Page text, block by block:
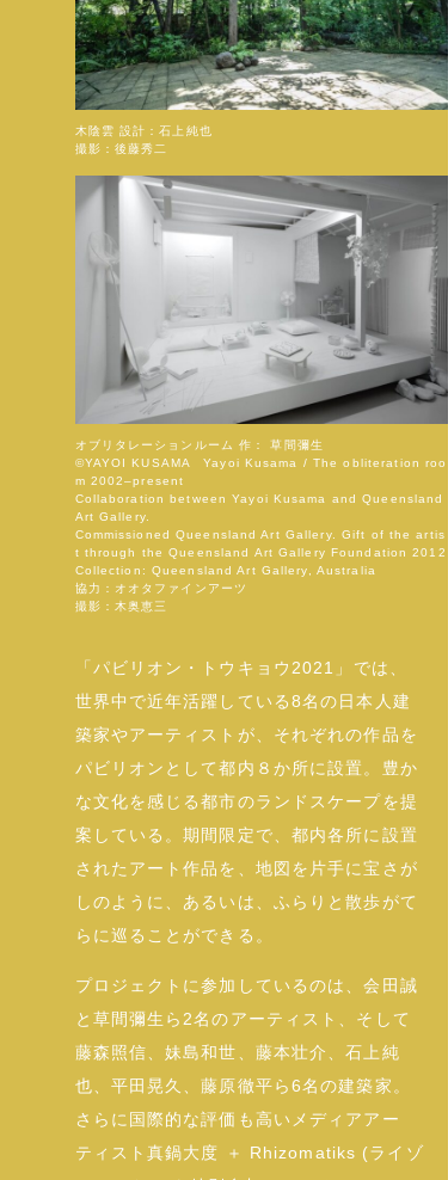
木陰雲 設計：石上純也
撮影：後藤秀二
オブリタレーションルーム 作： 草間彌生
©YAYOI KUSAMA Yayoi Kusama / The obliteration roo
m 2002–present
Collaboration between Yayoi Kusama and Queensland
Art Gallery.
Commissioned Queensland Art Gallery. Gift of the artis
t through the Queensland Art Gallery Foundation 2012
Collection: Queensland Art Gallery, Australia
協力：オオタファインアーツ
撮影：木奥恵三
「パビリオン・トウキョウ2021」では、
世界中で近年活躍している8名の日本人建
築家やアーティストが、それぞれの作品を
パビリオンとして都内８か所に設置。豊か
な文化を感じる都市のランドスケープを提
案している。期間限定で、都内各所に設置
されたアート作品を、地図を片手に宝さが
しのように、あるいは、ふらりと散歩がて
らに巡ることができる。
プロジェクトに参加しているのは、会田誠
と草間彌生ら2名のアーティスト、そして
藤森照信、妹島和世、藤本壮介、石上純
也、平田晃久、藤原徹平ら6名の建築家。
さらに国際的な評価も高いメディアアー
ティスト真鍋大度 ＋ Rhizomatiks (ライゾ